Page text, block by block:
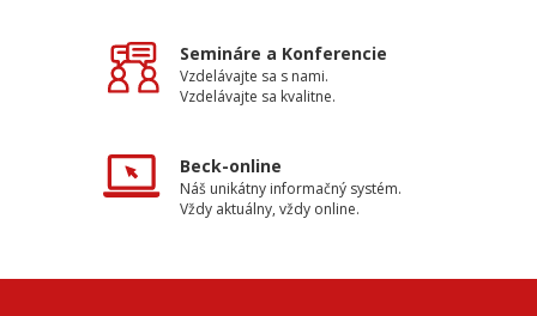
Semináre a Konferencie
Vzdelávajte sa s nami.
Vzdelávajte sa kvalitne.
Beck-online
Náš unikátny informačný systém.
Vždy aktuálny, vždy online.